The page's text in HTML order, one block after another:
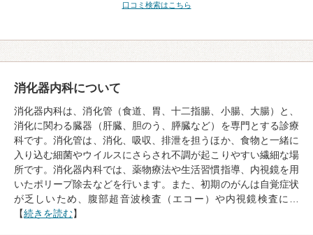
口コミ検索はこちら
消化器内科について
消化器内科は、消化管（食道、胃、十二指腸、小腸、大腸）と、
消化に関わる臓器（肝臓、胆のう、膵臓など）を専門とする診療
科です。消化管は、消化、吸収、排泄を担うほか、食物と一緒に
入り込む細菌やウイルスにさらされ不調が起こりやすい繊細な場
所です。消化器内科では、薬物療法や生活習慣指導、内視鏡を用
いたポリープ除去などを行います。また、初期のがんは自覚症状
が乏しいため、腹部超音波検査（エコー）や内視鏡検査に…
【続きを読む】